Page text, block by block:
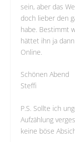
sein, aber das
doch lieber den
habe. Bestimmt
hättet ihn ja
Online.
Schönen Abend
Steffi
P.S. Sollte ich
Aufzählung
keine böse